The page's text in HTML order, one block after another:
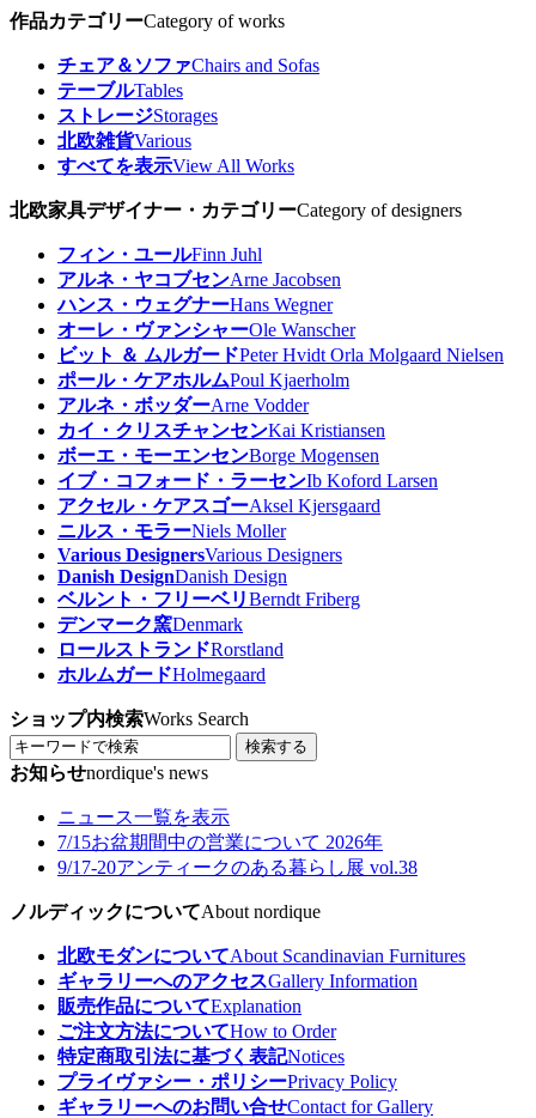
作品カテゴリーCategory of works
チェア＆ソファChairs and Sofas
テーブルTables
ストレージStorages
北欧雑貨Various
すべてを表示View All Works
北欧家具デザイナー・カテゴリーCategory of designers
フィン・ユールFinn Juhl
アルネ・ヤコブセンArne Jacobsen
ハンス・ウェグナーHans Wegner
オーレ・ヴァンシャーOle Wanscher
ビット ＆ ムルガードPeter Hvidt Orla Molgaard Nielsen
ポール・ケアホルムPoul Kjaerholm
アルネ・ボッダーArne Vodder
カイ・クリスチャンセンKai Kristiansen
ボーエ・モーエンセンBorge Mogensen
イブ・コフォード・ラーセンIb Koford Larsen
アクセル・ケアスゴーAksel Kjersgaard
ニルス・モラーNiels Moller
Various DesignersVarious Designers
Danish DesignDanish Design
ベルント・フリーベリBerndt Friberg
デンマーク窯Denmark
ロールストランドRorstland
ホルムガードHolmegaard
ショップ内検索Works Search
検索する
お知らせnordique's news
ニュース一覧を表示
7/15お盆期間中の営業について 2026年
9/17-20アンティークのある暮らし展 vol.38
ノルディックについてAbout nordique
北欧モダンについてAbout Scandinavian Furnitures
ギャラリーへのアクセスGallery Information
販売作品についてExplanation
ご注文方法についてHow to Order
特定商取引法に基づく表記Notices
プライヴァシー・ポリシーPrivacy Policy
ギャラリーへのお問い合せContact for Gallery